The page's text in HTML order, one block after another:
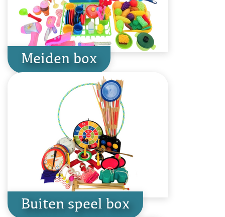
Meiden box
Buiten speel box